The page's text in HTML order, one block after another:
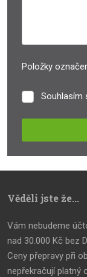
Položky
Souhlasím
zpracováním
Souhlasím
se
odeslat.
Věděli jste že...
Vám nebudeme
nad 30.000 Kč bez
Ceny přepravy při
nepřekračují platný